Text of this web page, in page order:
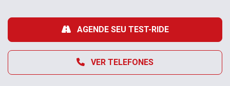
VER TELEFONES
AGENDE SEU TEST-RIDE